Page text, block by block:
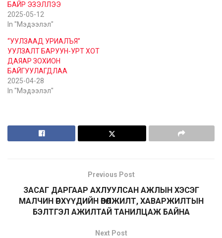
БАЙР ЭЗЭЛЛЭЭ
2025-05-12
In "Мэдээлэл"
“УУЛЗААД УРИАЛЪЯ”
УУЛЗАЛТ БАРУУН-УРТ ХОТ
ДАЯАР ЗОХИОН
БАЙГУУЛАГДЛАА
2025-04-28
In "Мэдээлэл"
Previous Post
ЗАСАГ ДАРГААР АХЛУУЛСАН АЖЛЫН ХЭСЭГ
МАЛЧИН ӨРХҮҮДИЙН ӨВӨЛЖИЛТ, ХАВАРЖИЛТЫН
БЭЛТГЭЛ АЖИЛТАЙ ТАНИЛЦАЖ БАЙНА
Next Post